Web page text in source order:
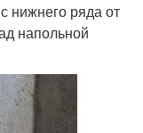
нижнего ряда от
напольной